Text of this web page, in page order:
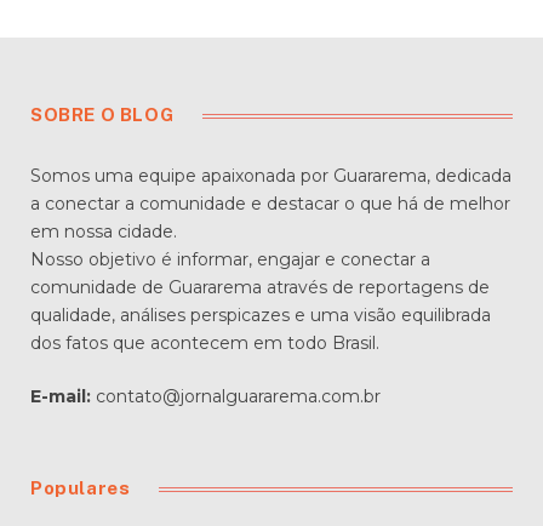
SOBRE O BLOG
Somos uma equipe apaixonada por Guararema, dedicada
a conectar a comunidade e destacar o que há de melhor
em nossa cidade.
Nosso objetivo é informar, engajar e conectar a
comunidade de Guararema através de reportagens de
qualidade, análises perspicazes e uma visão equilibrada
dos fatos que acontecem em todo Brasil.
E-mail: contato@jornalguararema.com.br
Populares